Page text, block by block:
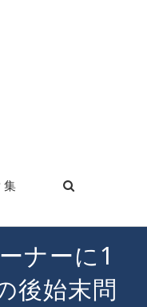
集
ナーに1
後始末問